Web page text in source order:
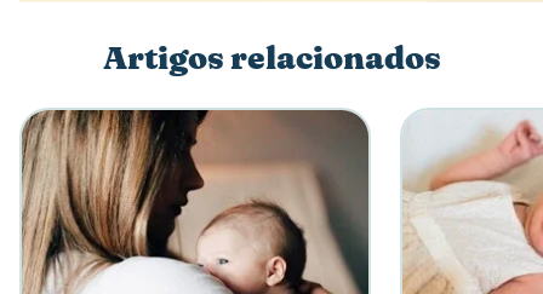
Escreva a sua opinião
Artigos relacionados